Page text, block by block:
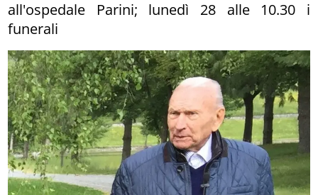
all'ospedale Parini; lunedì 28 alle 10.30 i
funerali